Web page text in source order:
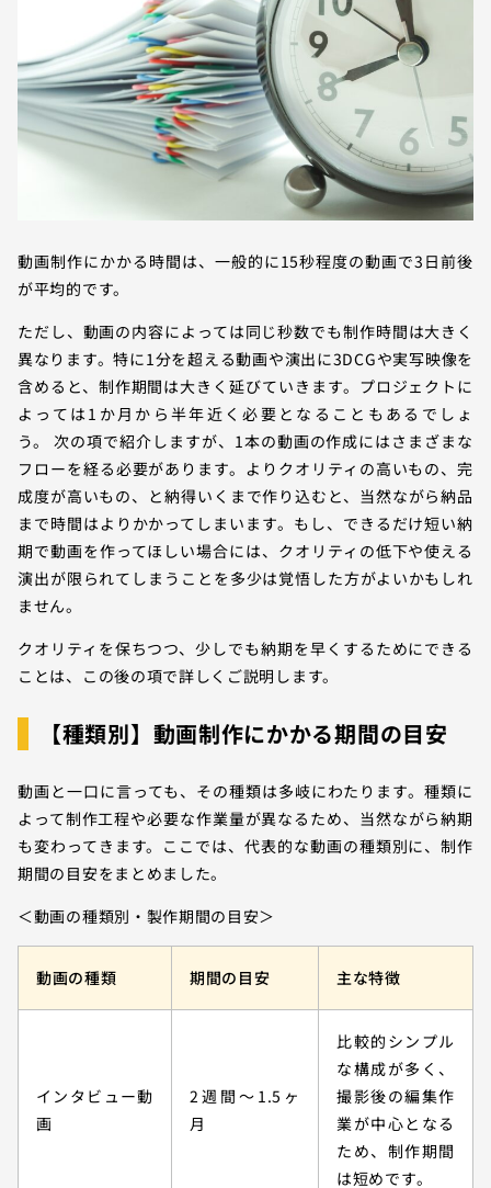
動画制作にかかる時間は、一般的に15秒程度の動画で3日前後
が平均的です。
ただし、動画の内容によっては同じ秒数でも制作時間は大きく
異なります。特に1分を超える動画や演出に3DCGや実写映像を
含めると、制作期間は大きく延びていきます。プロジェクトに
よっては1か月から半年近く必要となることもあるでしょ
う。 次の項で紹介しますが、1本の動画の作成にはさまざまな
フローを経る必要があります。よりクオリティの高いもの、完
成度が高いもの、と納得いくまで作り込むと、当然ながら納品
まで時間はよりかかってしまいます。もし、できるだけ短い納
期で動画を作ってほしい場合には、クオリティの低下や使える
演出が限られてしまうことを多少は覚悟した方がよいかもしれ
ません。
クオリティを保ちつつ、少しでも納期を早くするためにできる
ことは、この後の項で詳しくご説明します。
【種類別】動画制作にかかる期間の目安
動画と一口に言っても、その種類は多岐にわたります。種類に
よって制作工程や必要な作業量が異なるため、当然ながら納期
も変わってきます。ここでは、代表的な動画の種類別に、制作
期間の目安をまとめました。
＜動画の種類別・製作期間の目安＞
動画の種類 期間の目安 主な特徴
インタビュー動
画
2週間～1.5ヶ
月
比較的シンプル
な構成が多く、
撮影後の編集作
業が中心となる
ため、制作期間
は短めです。